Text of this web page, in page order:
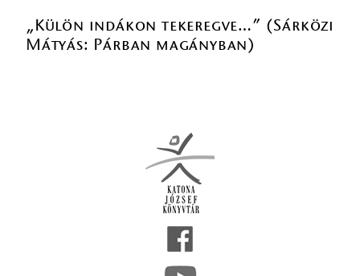
„Külön indákon tekeregve…” (Sárközi
Mátyás: Párban magányban)